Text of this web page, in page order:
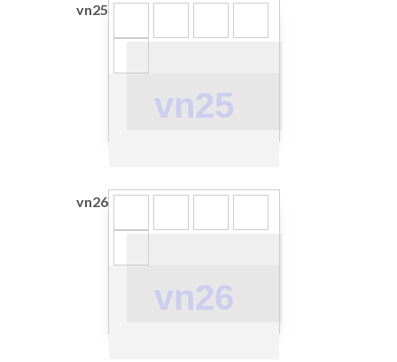
vn25
vn25
vn26
vn26